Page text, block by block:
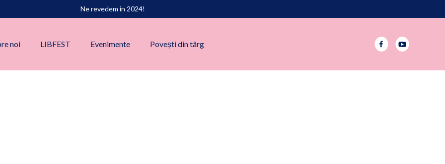
Ne revedem in 2024!
noi LIBFEST Evenimente Povești din târg